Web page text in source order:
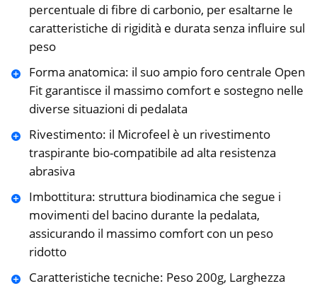
percentuale di fibre di carbonio, per esaltarne le
caratteristiche di rigidità e durata senza influire sul
peso
Forma anatomica: il suo ampio foro centrale Open
Fit garantisce il massimo comfort e sostegno nelle
diverse situazioni di pedalata
Rivestimento: il Microfeel è un rivestimento
traspirante bio-compatibile ad alta resistenza
abrasiva
Imbottitura: struttura biodinamica che segue i
movimenti del bacino durante la pedalata,
assicurando il massimo comfort con un peso
ridotto
Caratteristiche tecniche: Peso 200g, Larghezza